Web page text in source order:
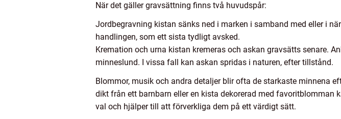
När det gäller gravsättning finns två huvudspår:
Jordbegravning kistan sänks ned i marken i samband med eller i
handlingen, som ett sista tydligt avsked.
Kremation och urna kistan kremeras och askan gravsätts senare.
minneslund. I vissa fall kan askan spridas i naturen, efter tillstånd.
Blommor, musik och andra detaljer blir ofta de starkaste minnena
dikt från ett barnbarn eller en kista dekorerad med favoritblomman
val och hjälper till att förverkliga dem på ett värdigt sätt.